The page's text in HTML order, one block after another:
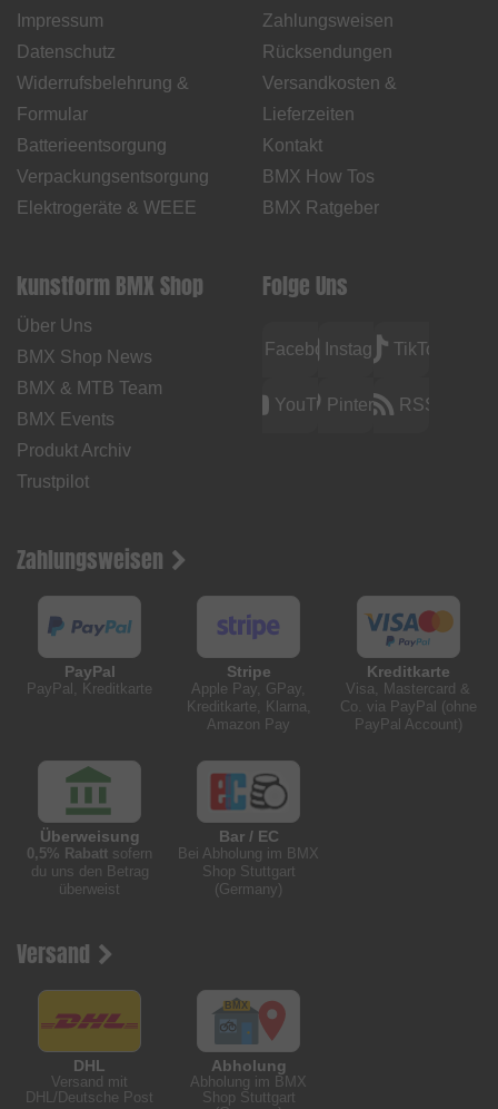
Impressum
Datenschutz
Widerrufsbelehrung &
Formular
Batterieentsorgung
Verpackungsentsorgung
Elektrogeräte & WEEE
Zahlungsweisen
Rücksendungen
Versandkosten &
Lieferzeiten
Kontakt
BMX How Tos
BMX Ratgeber
kunstform BMX Shop
Über Uns
BMX Shop News
BMX & MTB Team
BMX Events
Produkt Archiv
Trustpilot
Folge Uns
FacebookInstagramTikTok
YouTubePinterest RSS
Zahlungsweisen
PayPal
PayPal, Kreditkarte
Stripe
Apple Pay, GPay,
Kreditkarte, Klarna,
Amazon Pay
Kreditkarte
Visa, Mastercard &
Co. via PayPal (ohne
PayPal Account)
Überweisung
0,5% Rabatt sofern
du uns den Betrag
überweist
Bar / EC
Bei Abholung im BMX
Shop Stuttgart
(Germany)
Versand
DHL
Versand mit
DHL/Deutsche Post
Abholung
Abholung im BMX
Shop Stuttgart